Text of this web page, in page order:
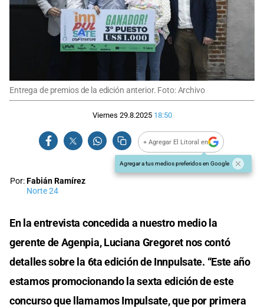
Entrega de premios de la edición anterior. Foto: Archivo
Viernes 29.8.2025 18:50
+ Agregar El Litoral en
Agregar a tus medios preferidos en Google
Por:Fabián Ramírez
Norte 24
En la entrevista concedida a nuestro medio la
gerente de Agenpia, Luciana Gregoret nos contó
detalles sobre la 6ta edición de Innpulsate. “Este año
estamos promocionando la sexta edición de este
concurso que llamamos Impulsate, que por primera